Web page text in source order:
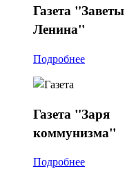
Газета "Заветы
Ленина"
Подробнее
Газета "Заря
коммунизма"
Подробнее